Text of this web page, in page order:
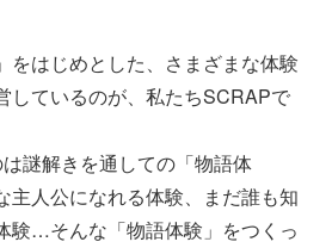
をはじめとした、さまざまな体験
しているのが、私たちSCRAPで
謎解きを通しての「物語体
主人公になれる体験、まだ誰も知
験…そんな「物語体験」をつくっ